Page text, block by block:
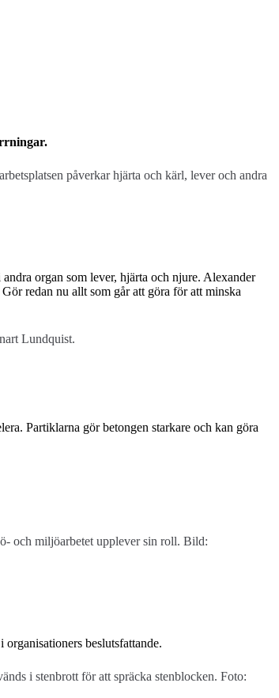
påverkar hjärta och kärl, lever och andra
organ som lever, hjärta och njure. Alexander
redan nu allt som går att göra för att minska
Lundquist.
Partiklarna gör betongen starkare och kan göra
och miljöarbetet upplever sin roll. Bild:
beslutsfattande.
i stenbrott för att spräcka stenblocken. Foto: